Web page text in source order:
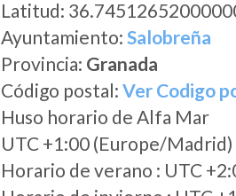
Latitud:
Ayuntamiento: Salobreña
Provincia: Granada
Código postal: Ver Codigo
Huso horario de Alfa Mar
UTC +1:00 (Europe/Madrid)
Horario de verano : UTC